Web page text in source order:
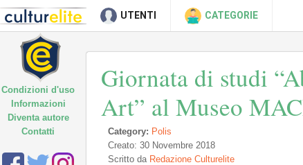
UTENTI CATEGORIE
Giornata di studi
Art” al Museo
Category: Polis
Creato: 30 Novembre 2018
Scritto da Redazione Culturelite
Condizioni d'uso
Informazioni
Diventa autore
Contatti